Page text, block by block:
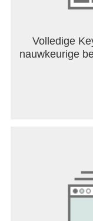
Volledige
nauwkeurige